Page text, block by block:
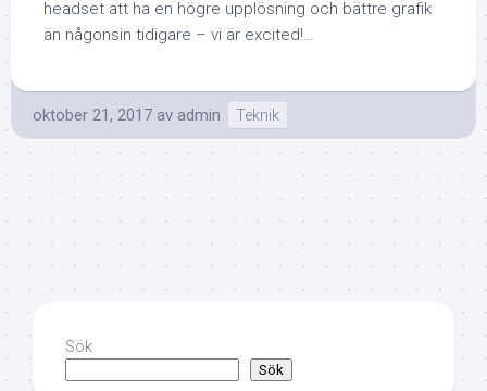
headset att ha en högre upplösning och bättre grafik
än någonsin tidigare – vi är excited!…
oktober 21, 2017 av admin Teknik
Sök
Sök